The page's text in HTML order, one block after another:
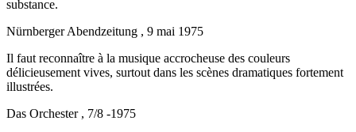
substance.
Nürnberger Abendzeitung , 9 mai 1975
Il faut reconnaître à la musique accrocheuse des couleurs
délicieusement vives, surtout dans les scènes dramatiques fortement
illustrées.
Das Orchester , 7/8 -1975